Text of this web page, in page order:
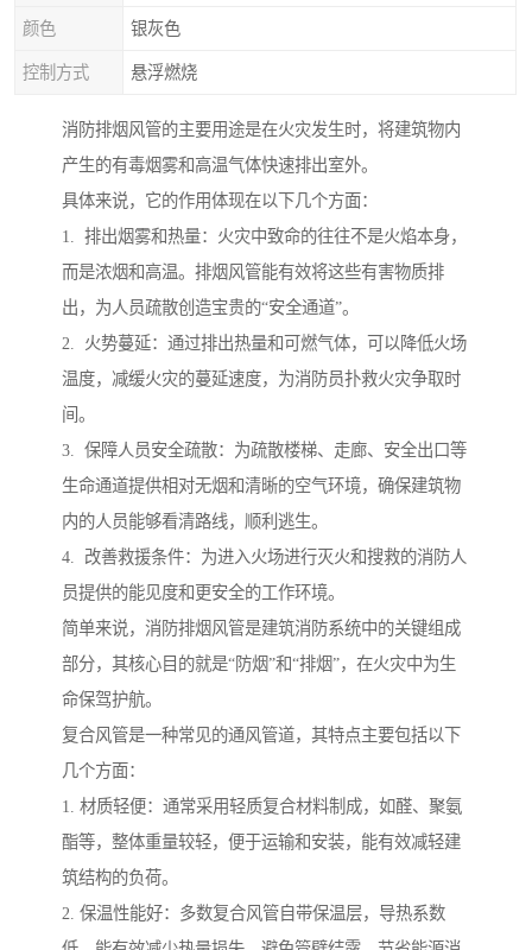
颜色 银灰色
控制方式 悬浮燃烧
消防排烟风管的主要用途是在火灾发生时，将建筑物内
产生的有毒烟雾和高温气体快速排出室外。
具体来说，它的作用体现在以下几个方面：
1. 排出烟雾和热量：火灾中致命的往往不是火焰本身，
而是浓烟和高温。排烟风管能有效将这些有害物质排
出，为人员疏散创造宝贵的“安全通道”。
2. 火势蔓延：通过排出热量和可燃气体，可以降低火场
温度，减缓火灾的蔓延速度，为消防员扑救火灾争取时
间。
3. 保障人员安全疏散：为疏散楼梯、走廊、安全出口等
生命通道提供相对无烟和清晰的空气环境，确保建筑物
内的人员能够看清路线，顺利逃生。
4. 改善救援条件：为进入火场进行灭火和搜救的消防人
员提供的能见度和更安全的工作环境。
简单来说，消防排烟风管是建筑消防系统中的关键组成
部分，其核心目的就是“防烟”和“排烟”，在火灾中为生
命保驾护航。
复合风管是一种常见的通风管道，其特点主要包括以下
几个方面：
1. 材质轻便：通常采用轻质复合材料制成，如醛、聚氨
酯等，整体重量较轻，便于运输和安装，能有效减轻建
筑结构的负荷。
2. 保温性能好：多数复合风管自带保温层，导热系数